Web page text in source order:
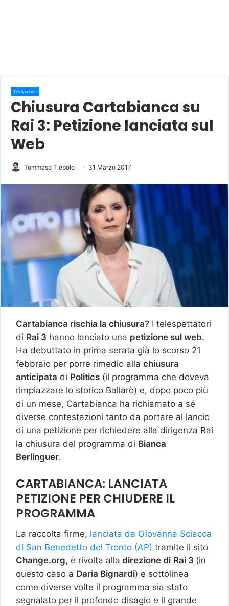
Televisione
Chiusura Cartabianca su
Rai 3: Petizione lanciata sul
Web
Tommaso Tiepolo 31 Marzo 2017
Cartabianca rischia la chiusura? I telespettatori
di Rai 3 hanno lanciato una petizione sul web.
Ha debuttato in prima serata già lo scorso 21
febbraio per porre rimedio alla chiusura
anticipata di Politics (il programma che doveva
rimpiazzare lo storico Ballarò) e, dopo poco più
di un mese, Cartabianca ha richiamato a sé
diverse contestazioni tanto da portare al lancio
di una petizione per richiedere alla dirigenza Rai
la chiusura del programma di Bianca
Berlinguer.
CARTABIANCA: LANCIATA
PETIZIONE PER CHIUDERE IL
PROGRAMMA
La raccolta firme, lanciata da Giovanna Sciacca
di San Benedetto del Tronto (AP) tramite il sito
Change.org, è rivolta alla direzione di Rai 3 (in
questo caso a Daria Bignardi) e sottolinea
come diverse volte il programma sia stato
segnalato per il profondo disagio e il grande